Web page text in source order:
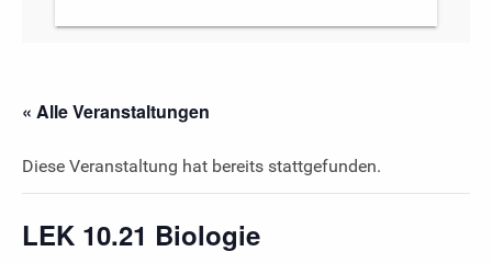
« Alle Veranstaltungen
Diese Veranstaltung hat bereits stattgefunden.
LEK 10.21 Biologie